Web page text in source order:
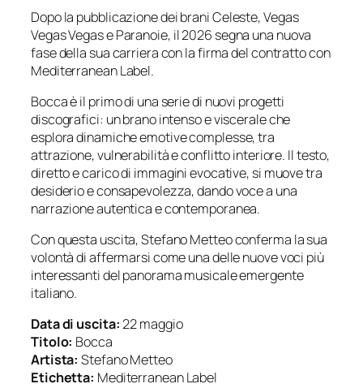
Dopo la pubblicazione dei braniCeleste,Vegas
Vegas VegaseParanoie, il 2026 segna una nuova
fase della sua carriera con la firma del contratto con
Mediterranean Label.
Bocca è il primo di una serie di nuovi progetti
discografici: un brano intenso e viscerale che
esplora dinamiche emotive complesse, tra
attrazione, vulnerabilità e conflitto interiore. Il testo,
diretto e carico di immagini evocative, si muove tra
desiderio e consapevolezza, dando voce a una
narrazione autentica e contemporanea.
Con questa uscita, Stefano Metteo conferma la sua
volontà di affermarsi come una delle nuove voci più
interessanti del panorama musicale emergente
italiano.
Data di uscita:22 maggio
Titolo: Bocca
Artista: Stefano Metteo
Etichetta: Mediterranean Label